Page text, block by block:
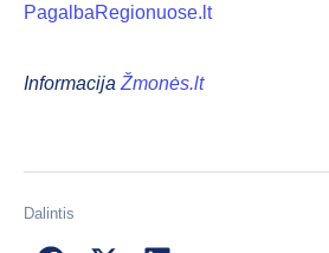
PagalbaRegionuose.lt
Informacija Žmonės.lt
Dalintis